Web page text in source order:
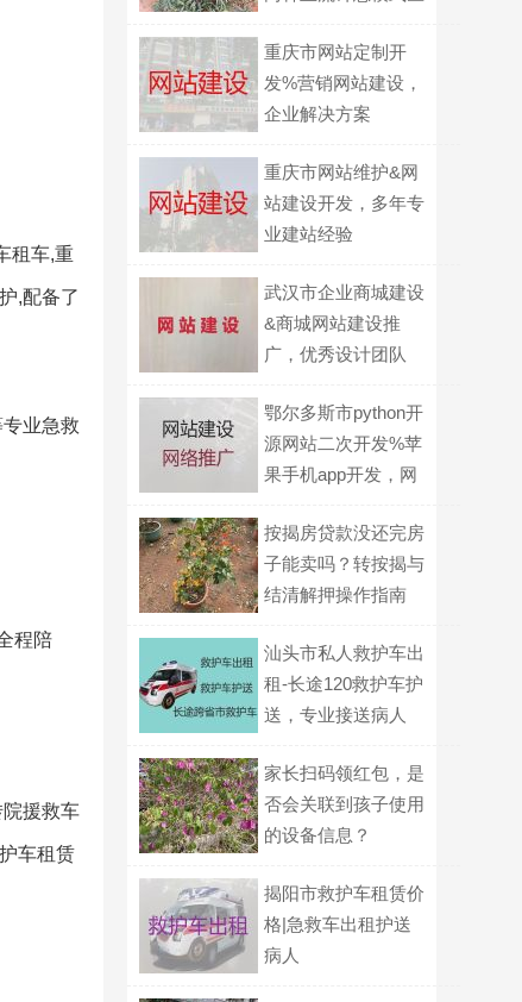
租车,重
,配备了
业急救
程陪
援救车
车租赁
重庆市网站定制开
发%营销网站建设，
企业解决方案
重庆市网站维护&网
站建设开发，多年专
业建站经验
武汉市企业商城建设
&商城网站建设推
广，优秀设计团队
鄂尔多斯市python开
源网站二次开发%苹
果手机app开发，网
按揭房贷款没还完房
子能卖吗？转按揭与
结清解押操作指南
汕头市私人救护车出
租-长途120救护车护
送，专业接送病人
家长扫码领红包，是
否会关联到孩子使用
的设备信息？
揭阳市救护车租赁价
格|急救车出租护送
病人